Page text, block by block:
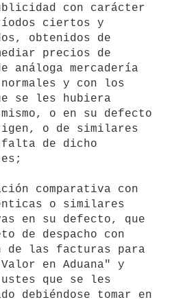
ciertos y
precios de
normales y con los
o en su defecto
de dicho
comparativa con
o similares
de despacho con
en Aduana" y
debiéndose tomar en